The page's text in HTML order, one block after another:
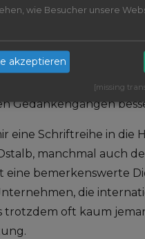
bin. Wahrscheinlich ist
ich fest, dass es dabei
zwingt mich dazu,
Gedankengängen
eine Schriftreihe in die
manchmal auch
bemerkenswerte
die
trotzdem oft kaum
wie Besucher unsere
akzeptieren
[missing